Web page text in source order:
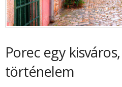
Porec egy
történelem